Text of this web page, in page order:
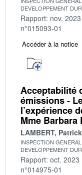
DEVELOPPEMENT
Rapport: nov. 2023
n°015093-01
Accéder à la notice
Acceptabilité
émissions -
l’expérience
Mme Barbara
LAMBERT, Patrick
INSPECTION
DEVELOPPEMENT
Rapport: oct. 2023
n°014975-01